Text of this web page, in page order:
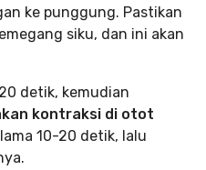
ke punggung. Pastikan
siku, dan ini akan
detik, kemudian
kontraksi di otot
10-20 detik, lalu